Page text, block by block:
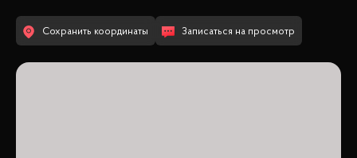
Сохранить координаты Записаться на просмотр